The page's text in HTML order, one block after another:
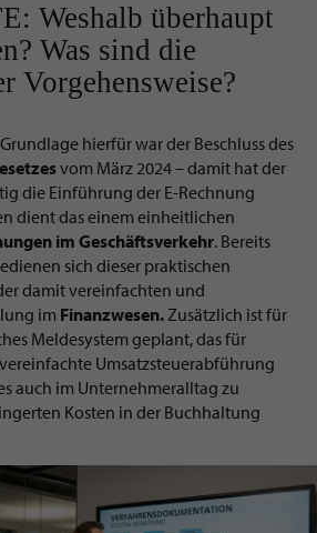
Weshalb überhaupt
Was sind die
Vorgehensweise?
Grundlage hierfür war der Beschluss des
vom März 2024 – damit hat der
die Einführung der E-Rechnung
dient das einem einheitlichen
im Geschäftsverkehr. Bereits
sich dieser praktischen
damit vereinfachten und
im Finanzwesen. Zusätzlich ist für
Meldesystem geplant, das für
Umsatzsteuerabführung
auch im Unternehmeralltag zu
Kosten in der Buchhaltung